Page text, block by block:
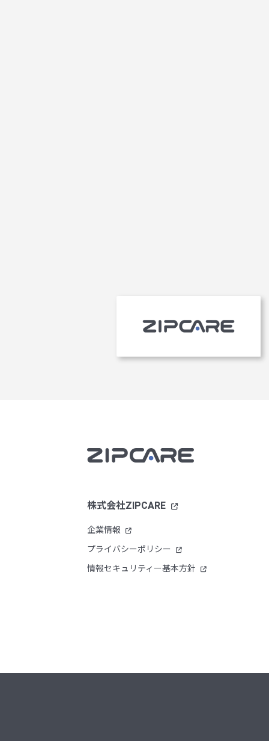
株式会社ZIPCARE
企業情報
プライバシーポリシー
情報セキュリティー基本方針